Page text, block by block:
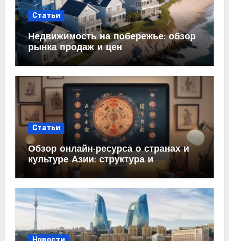
Статьи
Недвижимость на побережье: обзор
рынка продаж и цен
Статьи
Обзор онлайн-ресурса о странах и
культуре Азии: структура и
содержание